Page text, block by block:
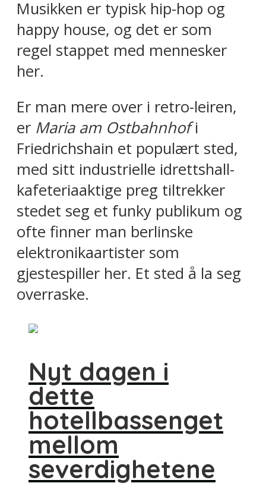
Musikken er typisk hip-hop og
happy house, og det er som
regel stappet med mennesker
her.
Er man mere over i retro-leiren,
er Maria am Ostbahnhofi
Friedrichshain et populært sted,
med sitt industrielle idrettshall-
kafeteriaaktige preg tiltrekker
stedet seg et funky publikum og
ofte finner man berlinske
elektronikaartister som
gjestespiller her. Et sted å la seg
overraske.
Nyt dagen i
dette
hotellbassenget
mellom
severdighetene